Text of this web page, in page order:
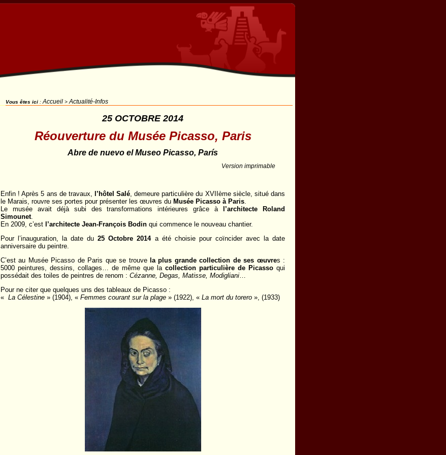
Vous êtes ici : Accueil > Actualité-Infos
25 OCTOBRE 2014
Réouverture du Musée Picasso, Paris
Abre de nuevo el Museo Picasso, París
Version imprimable
Enfin ! Après 5 ans de travaux, l’hôtel Salé, demeure particulière du XVIIème siècle, situé dans
le Marais, rouvre ses portes pour présenter les œuvres du Musée Picasso à Paris.
Le musée avait déjà subi des transformations intérieures grâce à
l’architecte Roland
Simounet.
En 2009, c’est l’architecte Jean-François Bodin qui commence le nouveau chantier.
Pour l’inauguration, la date du25 Octobre 2014a été choisie pour coïncider avec la date
anniversaire du peintre.
C’est au Musée Picasso de Paris que se trouve la plus grande collection de ses œuvres :
5000 peintures, dessins, collages… de même que la collection particulière de Picasso qui
possédait des toiles de peintres de renom : Cézanne, Degas, Matisse, Modigliani…
Pour ne citer que quelques uns des tableaux de Picasso :
« La Célestine » (1904), « Femmes courant sur la plage » (1922), « La mort du torero », (1933)